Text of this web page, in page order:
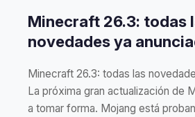
Minecraft 26.3: todas
novedades ya
Minecraft 26.3: todas las
La próxima gran actualización de
a tomar forma. Mojang está